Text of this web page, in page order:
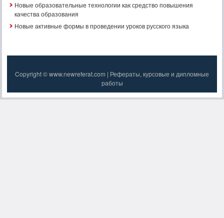
Новые образовательные технологии как средство повышения
качества образования
Новые активные формы в проведении уроков русского языка
Copyright © www.newreferat.com | Рефераты, курсовые и дипломные
работы